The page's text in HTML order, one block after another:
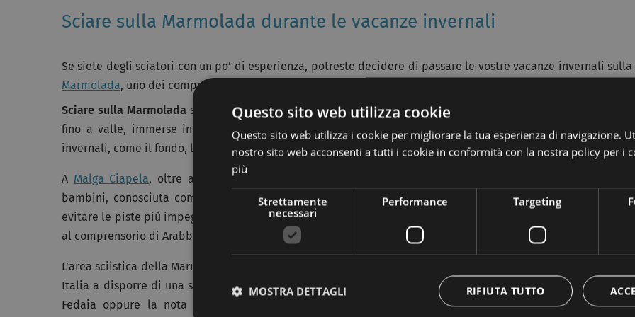
Sciare sulla Marmolada durante le vacanze invernali
Se siete degli sciatori con un po’ di esperienza, potreste decidere di passare le vostre vacanze invernali sulla
Marmolada, uno dei comprensori turistici più panoramici e all’avanguardia di tutte le Dolomiti.
Sciare sulla Marmolada significa trovare piste da sci di livello medio-alto, che si snodano lungo il ghiacciaio
fino a valle, immerse in un paesaggio unico. Sulla Marmolada potrete praticare diverse attività sportive
invernali, come il fondo, lo sci alpinismo, lo snowboard e il fuori pista.
A Malga Ciapela, oltre a percorsi per lo sci di fondo, troverete una struttura attrezzata per accogliere i
bambini, conosciuta coma “La Casetta incantata di Biancaneve”, e una scuola di sci. Inoltre, se preferite
evitare le piste più impegnative del ghiacciaio, Malga Ciapela e la Marmolada sono collegate al Sellaronda e
al comprensorio di Arabba, attraverso il passo Padon.
L’area sciistica della Marmolada, meta turistica dalla fine del secondo conflitto mondiale, fu il primo luogo in
Italia a disporre di una seggiovia. Per raggiungere la Marmolada, potrete scegliere tra la seggiovia del Passo
Fedaia oppure la nota funivia che parte da Malga Ciapela, suddivisa in tre sezioni, che consente di
Questo sito web utilizza cookie
Questo sito web utilizza i cookie per migliorare la tua esperienza di navigazione.
nostro sito web acconsenti a tutti i cookie in conformità con la nostra policy per i
più
Strettamente
necessari
Performance Targeting
RIFIUTA TUTTO
MOSTRA DETTAGLI